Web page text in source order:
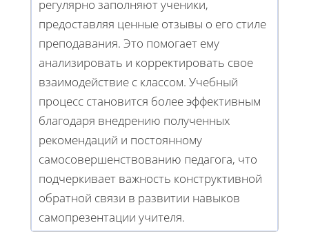
регулярно заполняют ученики,
предоставляя ценные отзывы о его стиле
преподавания. Это помогает ему
анализировать и корректировать свое
взаимодействие с классом. Учебный
процесс становится более эффективным
благодаря внедрению полученных
рекомендаций и постоянному
самосовершенствованию педагога, что
подчеркивает важность конструктивной
обратной связи в развитии навыков
самопрезентации учителя.